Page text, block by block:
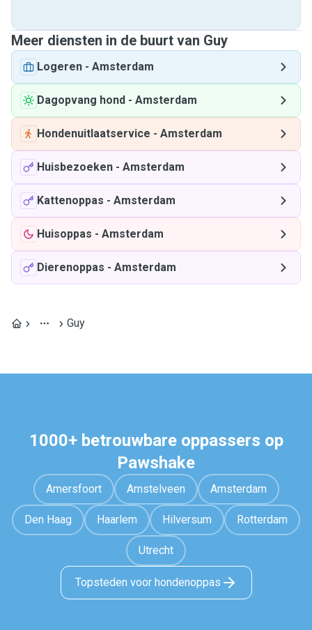
Meer diensten in de buurt van Guy
Logeren - Amsterdam
Dagopvang hond - Amsterdam
Hondenuitlaatservice - Amsterdam
Huisbezoeken - Amsterdam
Kattenoppas - Amsterdam
Huisoppas - Amsterdam
Dierenoppas - Amsterdam
Guy
1000+ betrouwbare oppassers op
Pawshake
Amersfoort Amstelveen Amsterdam
Den Haag Haarlem Hilversum Rotterdam
Utrecht
Topsteden voor hondenoppas